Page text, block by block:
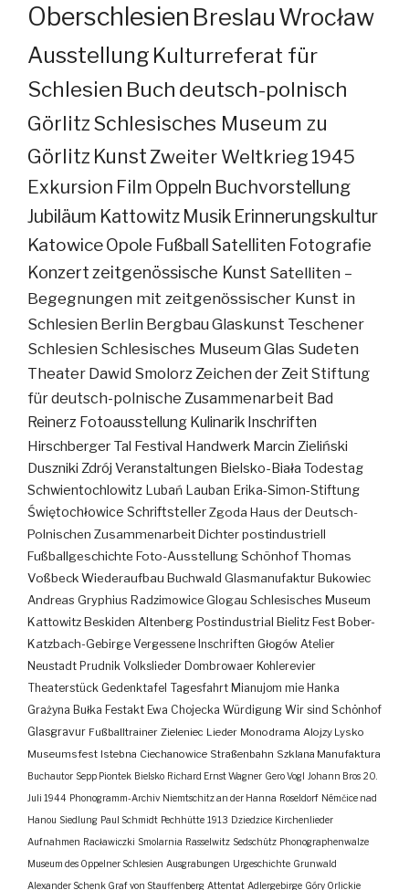
Oberschlesien Breslau Wrocław
Ausstellung Kulturreferat für
Schlesien Buch deutsch-polnisch
GörlitzSchlesisches Museum zu
Görlitz KunstZweiter Weltkrieg 1945
Exkursion Film Oppeln Buchvorstellung
Jubiläum Kattowitz Musik Erinnerungskultur
KatowiceOpole FußballSatelliten Fotografie
Konzertzeitgenössische Kunst Satelliten –
Begegnungen mit zeitgenössischer Kunst in
Schlesien Berlin BergbauGlaskunst Teschener
Schlesien Schlesisches MuseumGlas Sudeten
Theater Dawid SmolorzZeichen der Zeit Stiftung
für deutsch-polnische Zusammenarbeit Bad
Reinerz Fotoausstellung Kulinarik Inschriften
Hirschberger Tal Festival Handwerk Marcin Zieliński
Duszniki Zdrój Veranstaltungen Bielsko-Biała Todestag
Schwientochlowitz Lubań Lauban Erika-Simon-Stiftung
Świętochłowice SchriftstellerZgoda Haus der Deutsch-
Polnischen ZusammenarbeitDichterpostindustriell
Fußballgeschichte Foto-AusstellungSchönhofThomas
VoßbeckWiederaufbau Buchwald Glasmanufaktur Bukowiec
Andreas Gryphius Radzimowice Glogau Schlesisches Museum
Kattowitz Beskiden Altenberg Postindustrial Bielitz Fest Bober-
Katzbach-Gebirge Vergessene Inschriften Głogów Atelier
Neustadt Prudnik Volkslieder Dombrowaer Kohlerevier
Theaterstück Gedenktafel Tagesfahrt Mianujom mie Hanka
Grażyna Bułka Festakt Ewa Chojecka Würdigung Wir sind Schönhof
Glasgravur Fußballtrainer Zieleniec Lieder Monodrama Alojzy Lysko
Museumsfest Istebna Ciechanowice Straßenbahn Szklana Manufaktura
Buchautor Sepp Piontek Bielsko Richard Ernst Wagner Gero Vogl Johann Bros 20.
Juli 1944 Phonogramm-Archiv Niemtschitz an der Hanna Roseldorf Némčice nad
Hanou Siedlung Paul Schmidt Pechhütte 1913 Dziedzice Kirchenlieder
Aufnahmen Racławiczki Smolarnia Rasselwitz Sedschütz Phonographenwalze
Museum des Oppelner Schlesien Ausgrabungen Urgeschichte Grunwald
Alexander Schenk Graf von Stauffenberg Attentat Adlergebirge Góry Orlickie